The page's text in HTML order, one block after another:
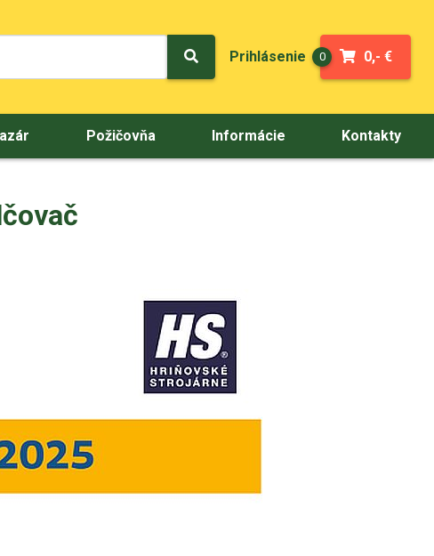
Prihlásenie 0 0,- €
Požičovňa Informácie Kontakty